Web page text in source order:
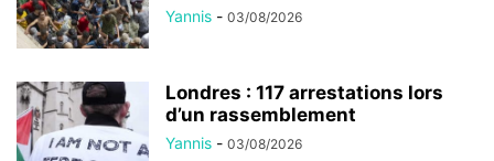
Yannis - 03/08/2026
Londres : 117 arrestations lors
d’un rassemblement
Yannis - 03/08/2026